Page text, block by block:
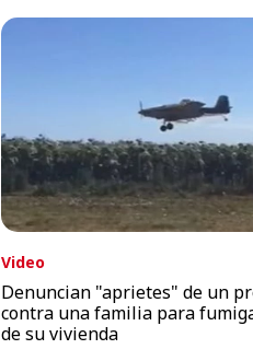
Video
Denuncian "aprietes" de un
contra una familia para
de su vivienda